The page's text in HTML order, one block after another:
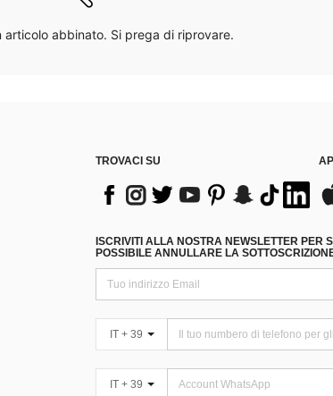
articolo abbinato. Si prega di riprovare.
TROVACI SU
ISCRIVITI ALLA NOSTRA NEWSLETTER PER
POSSIBILE ANNULLARE LA
IT + 39
IT + 39